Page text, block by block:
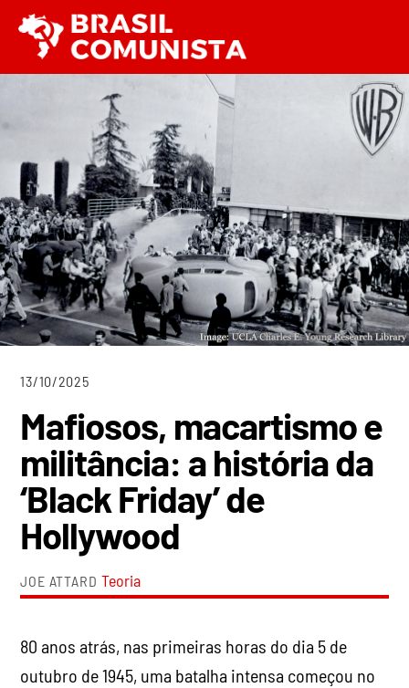
para
o
13/10/2025
Mafiosos, macartismo e
militância: a história da
‘Black Friday’ de
Hollywood
JOE ATTARD Teoria
80 anos atrás, nas primeiras horas do dia 5 de
outubro de 1945, uma batalha intensa começou no